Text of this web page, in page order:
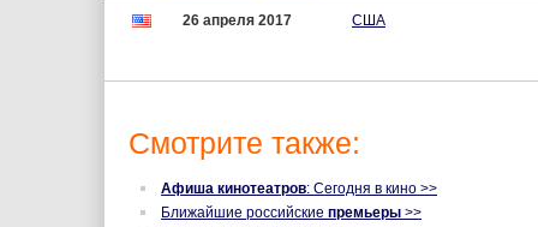
26 апреля 2017 США
Смотрите также:
Афиша кинотеатров: Сегодня в кино >>
Ближайшие российские премьеры >>